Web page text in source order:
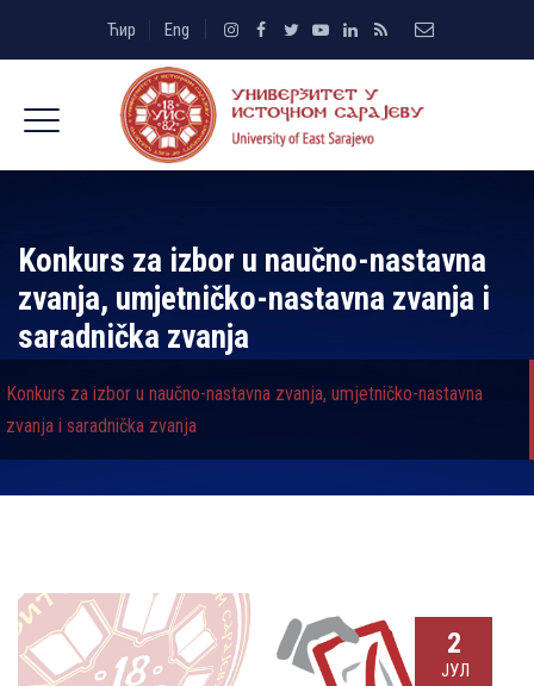
Ћир Eng
Konkurs za izbor u naučno-nastavna
zvanja, umjetničko-nastavna zvanja i
saradnička zvanja
Konkurs za izbor u naučno-nastavna zvanja, umjetničko-nastavna
zvanja i saradnička zvanja
2
ЈУЛ